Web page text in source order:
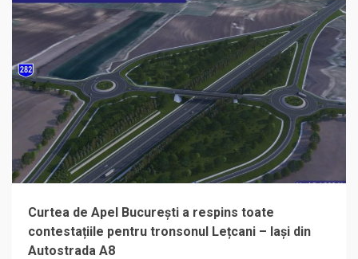
Curtea de Apel București a respins toate
contestațiile pentru tronsonul Lețcani – Iași din
Autostrada A8